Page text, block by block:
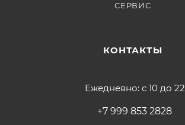
СЕРВИС
КОНТАКТЫ
Ежедневно: с 10 до 22
+7 999 853 2828